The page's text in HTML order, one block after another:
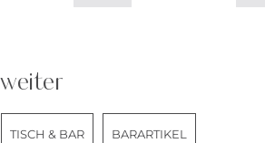
TISCH & BAR BARARTIKEL